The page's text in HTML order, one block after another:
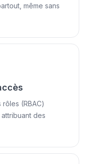
même sans
(RBAC)
des